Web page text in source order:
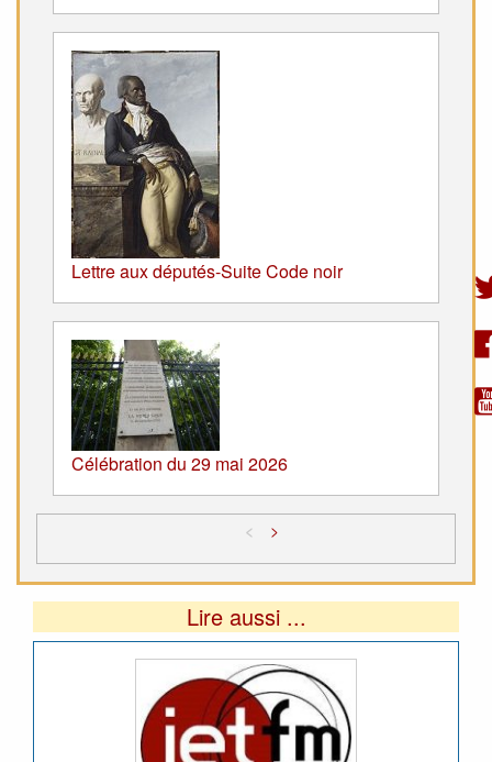
Lettre aux députés-Suite Code noir
Célébration du 29 mai 2026
< >
Lire aussi ...